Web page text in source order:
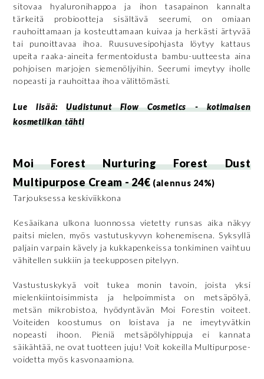
sitovaa hyaluronihappoa ja ihon tasapainon kannalta
tärkeitä probiootteja sisältävä seerumi, on omiaan
rauhoittamaan ja kosteuttamaan kuivaa ja herkästi ärtyvää
tai punoittavaa ihoa. Ruusuvesipohjasta löytyy kattaus
upeita raaka-aineita fermentoidusta bambu-uutteesta aina
pohjoisen marjojen siemenöljyihin. Seerumi imeytyy iholle
nopeasti ja rauhoittaa ihoa välittömästi.
Lue lisää:Uudistunut Flow Cosmetics - kotimaisen
kosmetiikan tähti
Moi Forest Nurturing Forest Dust
Multipurpose Cream - 24€ (alennus 24%)
Tarjouksessa keskiviikkona
Kesäaikana ulkona luonnossa vietetty runsas aika näkyy
paitsi mielen, myös vastutuskyvyn kohenemisena. Syksyllä
paljain varpain kävely ja kukkapenkeissa tonkiminen vaihtuu
vähitellen sukkiin ja teekupposen pitelyyn.
Vastustuskykyä voit tukea monin tavoin, joista yksi
mielenkiintoisimmista ja helpoimmista on metsäpölyä,
metsän mikrobistoa, hyödyntävän Moi Forestin voiteet.
Voiteiden koostumus on loistava ja ne imeytyvätkin
nopeasti ihoon. Pieniä metsäpölyhippuja ei kannata
säikähtää, ne ovat tuotteen juju! Voit kokeilla Multipurpose-
voidetta myös kasvonaamiona.